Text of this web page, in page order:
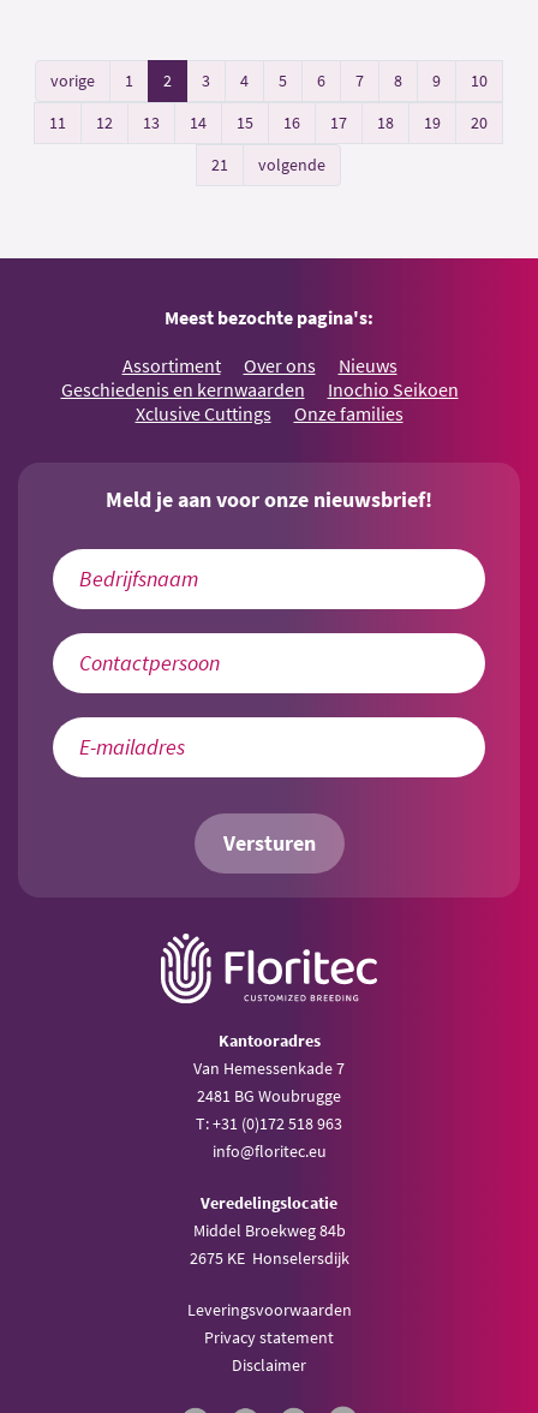
vorige 1 2 3 4 5 6 7 8 9
10
11
12 13 14 15 16 17 18 19
20
21
volgende
Meest bezochte pagina's:
Assortiment Over ons
Nieuws
Geschiedenis en kernwaarden
Inochio Seikoen
Xclusive Cuttings
Onze families
Meld je aan voor onze nieuwsbrief!
Versturen
Kantooradres
Van Hemessenkade 7
2481 BG Woubrugge
T: +31 (0)172 518 963
info@floritec.eu
Veredelingslocatie
Middel Broekweg 84b
2675 KE Honselersdijk
Leveringsvoorwaarden
Privacy statement
Disclaimer